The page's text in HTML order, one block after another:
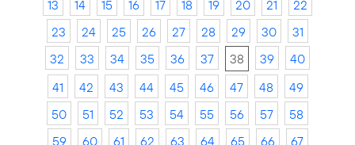
13
14 15 16 17 18 19 20 21
22
23
24 25 26 27 28 29 30
31
32
33 34 35 36 37 38 39
40
41
42 43 44 45 46 47 48
49
50
51 52 53 54 55 56 57
58
59
60 61 62 63 64 65 66
67